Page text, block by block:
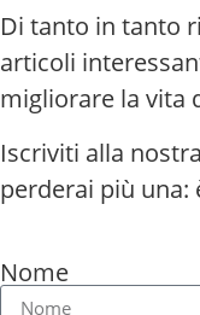
Di tanto in tanto
articoli
migliorare la vita
Iscriviti alla
perderai più una:
Nome